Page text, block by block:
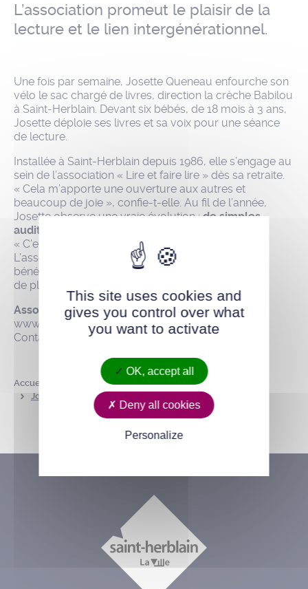
L’association promeut le plaisir de la
lecture et le lien intergénérationnel.
Une fois par semaine, Josette Queneau enfourche son
vélo le sac chargé de livres, direction la crèche Babilou
à Saint-Herblain. Devant six bébés, de 18 mois à 3 ans,
Josette déploie ses livres et sa voix pour une séance
de lecture.
Installée à Saint-Herblain depuis 1986, elle s’engage au
sein de l’association « Lire et faire lire » dès sa retraite.
« Cela m’apporte une ouverture aux autres et
beaucoup de joie », confie-t-elle. Au fil de l’année,
Josette observe une vraie évolution :de simples
auditeurs, les enfants deviennent demandeurs.
« C’est très gratifiant et accessible à tous. »
L’association recherche aujourd’hui de nouveaux
bénévoles
de plus de 55 ans à Saint-Herblain.
Association Lire et faire lire
www.lireetfairelire.org
Contact : Catherine Tellier au 06 65 83 02 79.
Accueil
Toutes les actualités
Josette Queneau, lire pour créer du lien
This site uses cookies and
gives you control over what
you want to activate
OK, accept all
Deny all cookies
Personalize